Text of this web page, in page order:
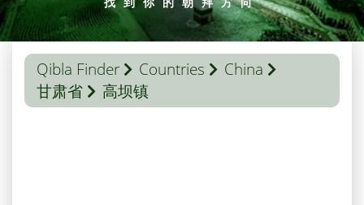
Qibla Finder Countries
China
甘肃省
高坝镇